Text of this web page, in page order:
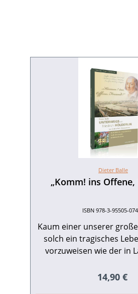
Dieter Balle
„Komm! ins Offene,
ISBN 978-3-95505-
Kaum einer unserer
solch ein tragisches
vorzuweisen wie der in
1843).36 gesundenRegulärer
14,90 €